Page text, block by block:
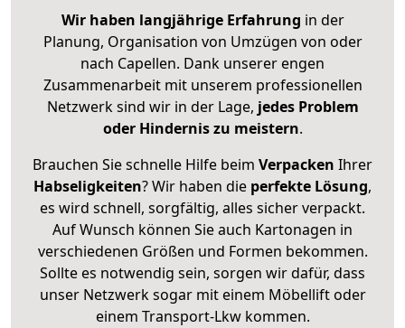
Wir haben langjährige Erfahrung in der
Planung, Organisation von Umzügen von oder
nach Capellen. Dank unserer engen
Zusammenarbeit mit unserem professionellen
Netzwerk sind wir in der Lage, jedes Problem
oder Hindernis zu meistern.
Brauchen Sie schnelle Hilfe beim Verpacken Ihrer
Habseligkeiten? Wir haben die perfekte Lösung,
es wird schnell, sorgfältig, alles sicher verpackt.
Auf Wunsch können Sie auch Kartonagen in
verschiedenen Größen und Formen bekommen.
Sollte es notwendig sein, sorgen wir dafür, dass
unser Netzwerk sogar mit einem Möbellift oder
einem Transport-Lkw kommen.